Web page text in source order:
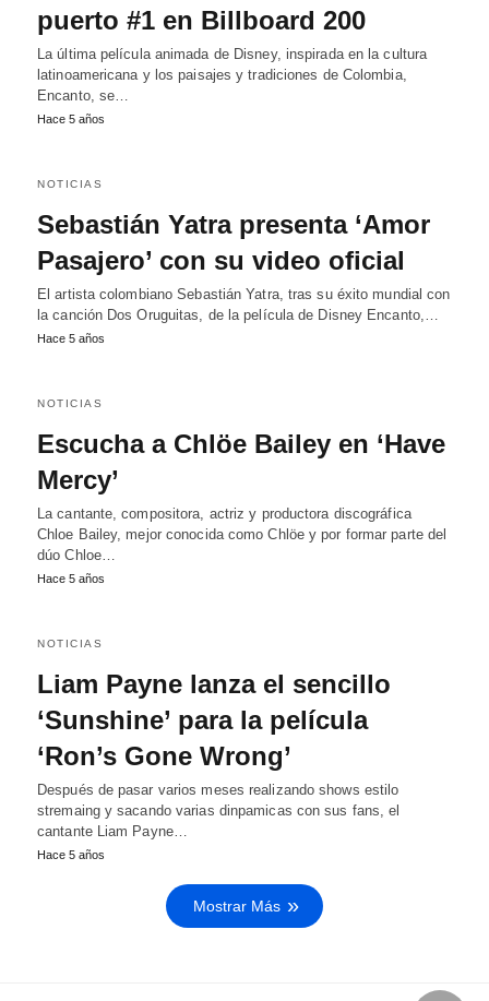
puerto #1 en Billboard 200
La última película animada de Disney, inspirada en la cultura
latinoamericana y los paisajes y tradiciones de Colombia,
Encanto, se…
Hace 5 años
NOTICIAS
Sebastián Yatra presenta ‘Amor
Pasajero’ con su video oficial
El artista colombiano Sebastián Yatra, tras su éxito mundial con
la canción Dos Oruguitas, de la película de Disney Encanto,…
Hace 5 años
NOTICIAS
Escucha a Chlöe Bailey en ‘Have
Mercy’
La cantante, compositora, actriz y productora discográfica
Chloe Bailey, mejor conocida como Chlöe y por formar parte del
dúo Chloe…
Hace 5 años
NOTICIAS
Liam Payne lanza el sencillo
‘Sunshine’ para la película
‘Ron’s Gone Wrong’
Después de pasar varios meses realizando shows estilo
stremaing y sacando varias dinpamicas con sus fans, el
cantante Liam Payne…
Hace 5 años
Mostrar Más